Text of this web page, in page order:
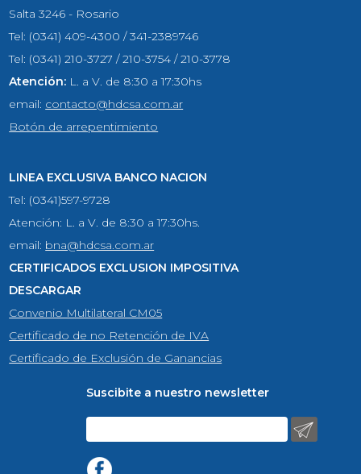
Salta 3246 - Rosario
Tel: (0341) 409-4300 / 341-2389746
Tel: (0341) 210-3727 / 210-3754 / 210-3778
Atención: L. a V. de 8:30 a 17:30hs
email: contacto@hdcsa.com.ar
Botón de arrepentimiento
LINEA EXCLUSIVA BANCO NACION
Tel: (0341)597-9728
Atención: L. a V. de 8:30 a 17:30hs.
email: bna@hdcsa.com.ar
CERTIFICADOS EXCLUSION IMPOSITIVA
DESCARGAR
Convenio Multilateral CM05
Certificado de no Retención de IVA
Certificado de Exclusión de Ganancias
Suscibite a nuestro newsletter